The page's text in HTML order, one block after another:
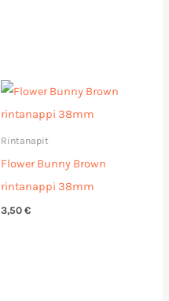
Rintanapit
Flower Bunny Brown
rintanappi 38mm
3,50 €